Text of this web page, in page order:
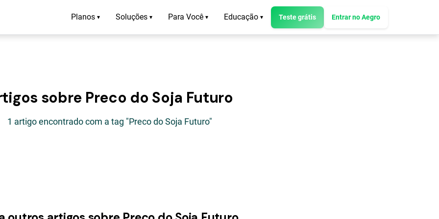
Planos ▾ Soluções ▾ Para Você ▾ Educação ▾ Teste grátis Entrar no Aegro
sobre Preco do Soja Futuro
1 artigo encontrado com a tag "Preco do Soja Futuro"